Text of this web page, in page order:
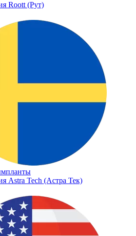
Roott (Рут)
Astra Tech (Астра Тек)